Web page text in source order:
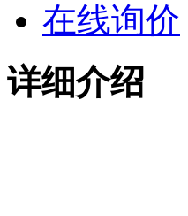
在线询价
详细介绍